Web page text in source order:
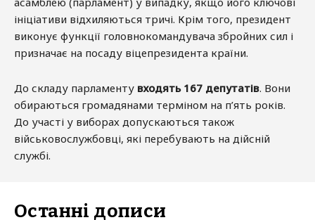
ініціативи відхиляються тричі. Крім того, президент
виконує функції головнокомандувача збройних сил і
призначає на посаду віцепрезидента країни.
До складу парламенту входять 167 депутатів. Вони
обираються громадянами терміном на п’ять років.
До участі у виборах допускаються також
військовослужбовці, які перебувають на дійсній
службі.
Останні дописи